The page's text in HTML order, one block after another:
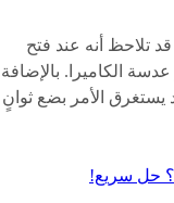
تلاحظ أنه عند فتح
الكاميرا. بالإضافة
يستغرق الأمر بضع ثوانٍ